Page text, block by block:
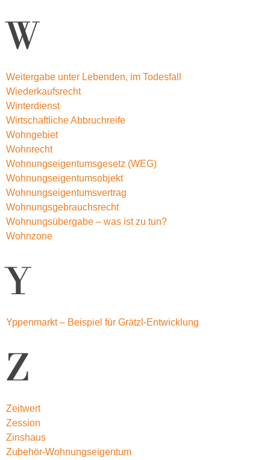
W
Weitergabe unter Lebenden, im Todesfall
Wiederkaufsrecht
Winterdienst
Wirtschaftliche Abbruchreife
Wohngebiet
Wohnrecht
Wohnungseigentumsgesetz (WEG)
Wohnungseigentumsobjekt
Wohnungseigentumsvertrag
Wohnungsgebrauchsrecht
Wohnungsübergabe – was ist zu tun?
Wohnzone
Y
Yppenmarkt – Beispiel für Grätzl-Entwicklung
Z
Zeitwert
Zession
Zinshaus
Zubehör-Wohnungseigentum